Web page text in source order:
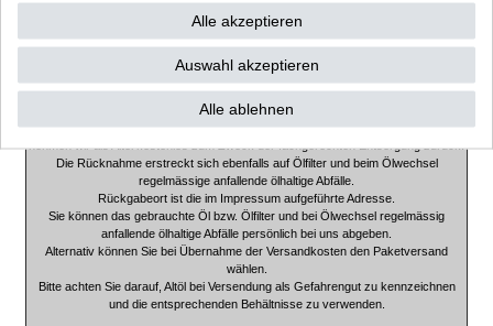
So ist für Sie eine gleichbleibende Qualität garantiert.
Und wir sind sicher dass unsere Kunden zufrieden sind.
Achtung!!!!!Hinweis zur Altölentsorgung gem. Altölverordnung.
Die bei uns von Endverbrauchern erworbene Menge an Verbrennungsmotoren-
oder Getriebeöl
nehmen wir als Altöl kostenlos zum Zweck der fachgerechten Entsorgung zurück.
Die Rücknahme erstreckt sich ebenfalls auf Ölfilter und beim Ölwechsel
regelmässige anfallende ölhaltige Abfälle.
Rückgabeort ist die im Impressum aufgeführte Adresse.
Sie können das gebrauchte Öl bzw. Ölfilter und bei Ölwechsel regelmässig
anfallende ölhaltige Abfälle persönlich bei uns abgeben.
Alternativ können Sie bei Übernahme der Versandkosten den Paketversand
wählen.
Bitte achten Sie darauf, Altöl bei Versendung als Gefahrengut zu kennzeichnen
und die entsprechenden Behältnisse zu verwenden.
Alle akzeptieren
Auswahl akzeptieren
Alle ablehnen